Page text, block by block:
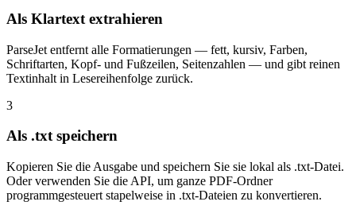
Als Klartext extrahieren
ParseJet entfernt alle Formatierungen — fett, kursiv, Farben,
Schriftarten, Kopf- und Fußzeilen, Seitenzahlen — und gibt reinen
Textinhalt in Lesereihenfolge zurück.
3
Als .txt speichern
Kopieren Sie die Ausgabe und speichern Sie sie lokal als .txt-Datei.
Oder verwenden Sie die API, um ganze PDF-Ordner
programmgesteuert stapelweise in .txt-Dateien zu konvertieren.